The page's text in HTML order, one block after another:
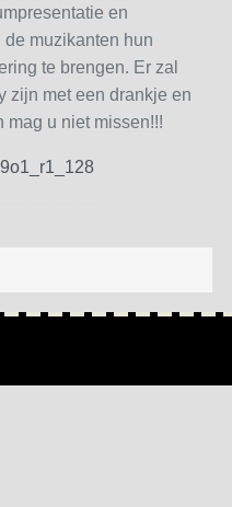
en
muzikanten hun
te brengen. Er zal
zijn met een drankje en
mag u niet missen!!!